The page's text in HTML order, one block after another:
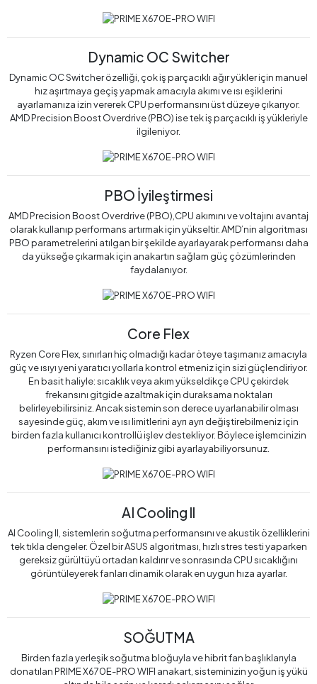
Dynamic OC Switcher
Dynamic OC Switcher özelliği, çok iş parçacıklı ağır yükler için manuel
hız aşırtmaya geçiş yapmak amacıyla akımı ve ısı eşiklerini
ayarlamanıza izin vererek CPU performansını üst düzeye çıkarıyor.
AMD Precision Boost Overdrive (PBO) ise tek iş parçacıklı iş yükleriyle
ilgileniyor.
PBO İyileştirmesi
AMD Precision Boost Overdrive (PBO),CPU akımını ve voltajını avantaj
olarak kullanıp performans artırmak için yükseltir. AMD’nin algoritması
PBO parametrelerini atılgan bir şekilde ayarlayarak performansı daha
da yükseğe çıkarmak için anakartın sağlam güç çözümlerinden
faydalanıyor.
Core Flex
Ryzen Core Flex, sınırları hiç olmadığı kadar öteye taşımanız amacıyla
güç ve ısıyı yeni yaratıcı yollarla kontrol etmeniz için sizi güçlendiriyor.
En basit haliyle: sıcaklık veya akım yükseldikçe CPU çekirdek
frekansını gitgide azaltmak için duraksama noktaları
belirleyebilirsiniz. Ancak sistemin son derece uyarlanabilir olması
sayesinde güç, akım ve ısı limitlerini ayrı ayrı değiştirebilmeniz için
birden fazla kullanıcı kontrollü işlev destekliyor. Böylece işlemcinizin
performansını istediğiniz gibi ayarlayabiliyorsunuz.
AI Cooling ll
AI Cooling II, sistemlerin soğutma performansını ve akustik özelliklerini
tek tıkla dengeler. Özel bir ASUS algoritması, hızlı stres testi yaparken
gereksiz gürültüyü ortadan kaldırır ve sonrasında CPU sıcaklığını
görüntüleyerek fanları dinamik olarak en uygun hıza ayarlar.
SOĞUTMA
Birden fazla yerleşik soğutma bloğuyla ve hibrit fan başlıklarıyla
donatılan PRIME X670E-PRO WIFI anakart, sisteminizin yoğun iş yükü